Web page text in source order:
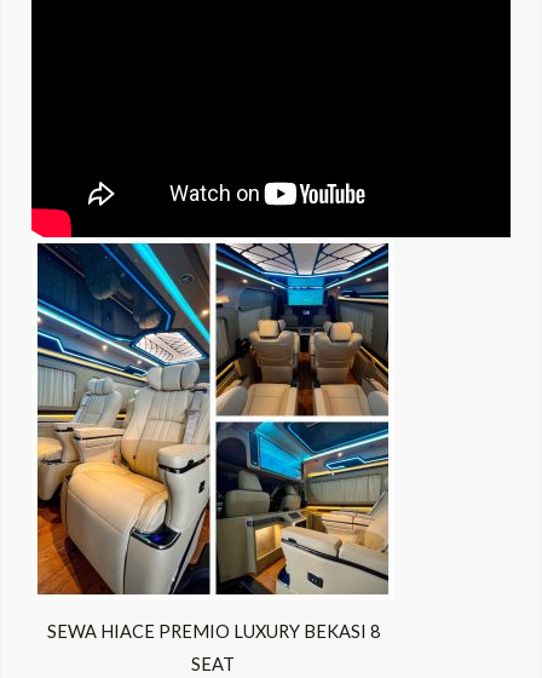
SEWA HIACE PREMIO LUXURY BEKASI 8
SEAT